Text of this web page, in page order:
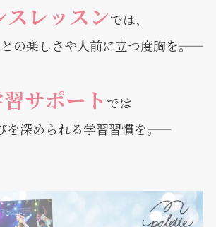
スレッスンでは、
の楽しさや人前に立つ度胸を――。
サポート では
を深められる学習習慣を――。